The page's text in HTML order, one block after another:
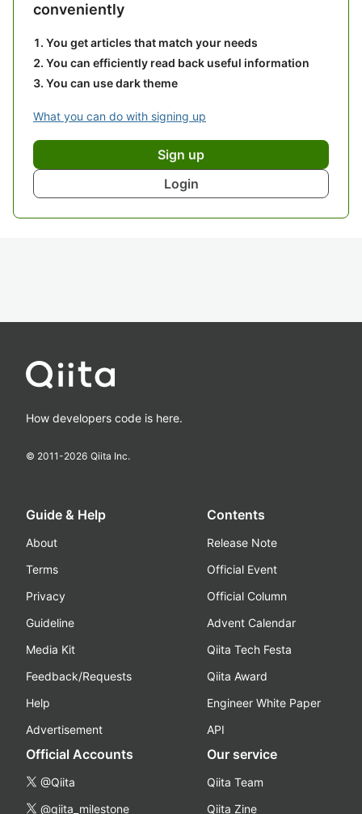
conveniently
You get articles that match your needs
You can efficiently read back useful information
You can use dark theme
What you can do with signing up
Sign up
Login
How developers code is here.
© 2011-2026 Qiita Inc.
Guide & Help
About
Terms
Privacy
Guideline
Media Kit
Feedback/Requests
Help
Advertisement
Contents
Release Note
Official Event
Official Column
Advent Calendar
Qiita Tech Festa
Qiita Award
Engineer White Paper
API
Official Accounts
@Qiita
@qiita_milestone
Our service
Qiita Team
Qiita Zine